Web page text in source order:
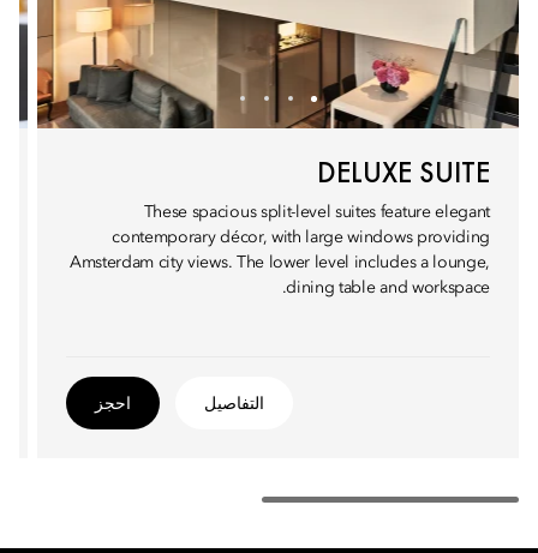
DELUXE SUITE
These spacious split-level suites feature elegant
contemporary décor, with large windows providing
Amsterdam city views. The lower level includes a lounge,
dining table and workspace.
التفاصيل احجز